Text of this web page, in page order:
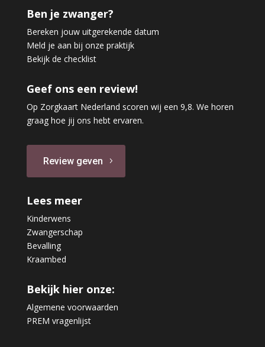
Ben je zwanger?
Bereken jouw uitgerekende datum
Meld je aan bij onze praktijk
Bekijk de checklist
Geef ons een review!
Op Zorgkaart Nederland scoren wij een 9,8. We horen
graag hoe jij ons hebt ervaren.
Review geven
Lees meer
Kinderwens
Zwangerschap
Bevalling
Kraambed
Bekijk hier onze:
Algemene voorwaarden
PREM vragenlijst